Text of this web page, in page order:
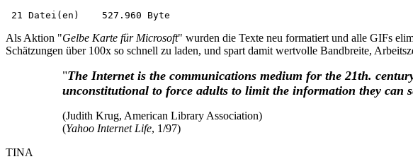
Als Aktion "Gelbe Karte für Microsoft" wurden die Texte neu formatiert und alle GIFs
Schätzungen über 100x so schnell zu laden, und spart damit wertvolle Bandbreite,
"The Internet is the communications medium for the 21th.
unconstitutional to force adults to limit the information they can
(Judith Krug, American Library Association)
(Yahoo Internet Life, 1/97)
TINA